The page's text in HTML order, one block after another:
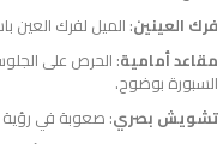
فرك العينين: الميل لفرك العين
مقاعد أمامية: الحرص على
السبورة بوضوح.
تشويش بصري: صعوبة في رؤية